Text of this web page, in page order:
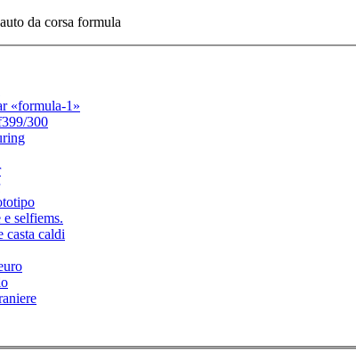
da corsa formula
«formula-1»
300
selfiems.
casta caldi